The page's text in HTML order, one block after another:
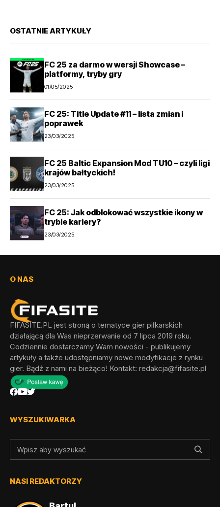
OSTATNIE ARTYKUŁY
FC 25 za darmo w wersji Showcase –
platformy, tryby gry
01/05/2025
FC 25: Title Update #11 – lista zmian i
poprawek
23/03/2025
FC 25 Baltic Expansion Mod TU10 – czyli ligi
krajów bałtyckich!
23/03/2025
FC 25: Jak odblokować wszystkie ikony w
trybie kariery?
23/03/2025
O NAS
FIFASITE.PL jest stroną o tematyce gier piłkarskich
działającą dla Was nieprzerwanie od 7 lipca 2019 roku.
Codziennie dostarczamy Wam nowości - publikujemy
artykuły a także udostępniamy nowe modyfikacje z rynku
gier. Bądź z nami na bieżąco! Kontakt: redakcja@fifasite.pl
WYSZUKIWARKA
NASI REDAKTORZY